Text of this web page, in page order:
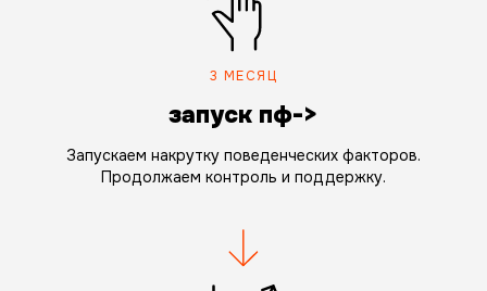
3 МЕСЯЦ
запуск пф->
Запускаем накрутку поведенческих факторов.
Продолжаем контроль и поддержку.